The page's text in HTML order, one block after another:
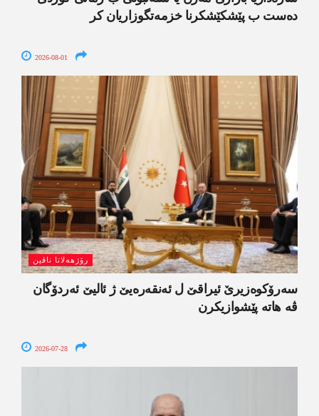
دەست ب پێشکێشکرنا خزمەتگوزاریان کر
2026-08-01
رۆژھەلاتا ناڤین
سەرۆکوەزیرێ ئیراقێ ل ئەنقەرەیێ ژ ئالیێ ئەردۆگان
ڤە ھاتە پێشوازیکرن
2026-07-28